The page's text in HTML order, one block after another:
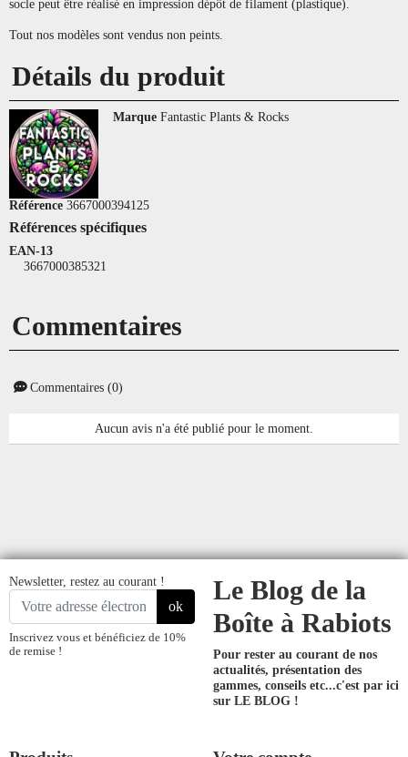
socle peut être réalisé en impression dépôt de filament (plastique).
Tout nos modèles sont vendus non peints.
Détails du produit
Marque Fantastic Plants & Rocks
Référence 3667000394125
Références spécifiques
EAN-13
3667000385321
Commentaires
Commentaires (0)
Aucun avis n'a été publié pour le moment.
Newsletter, restez au courant !
ok
Inscrivez vous et bénéficiez de 10%
de remise !
Le Blog de la
Boîte à Rabiots
Pour rester au courant de nos
actualités, présentation des
gammes, conseils etc...c'est par ici
sur LE BLOG !